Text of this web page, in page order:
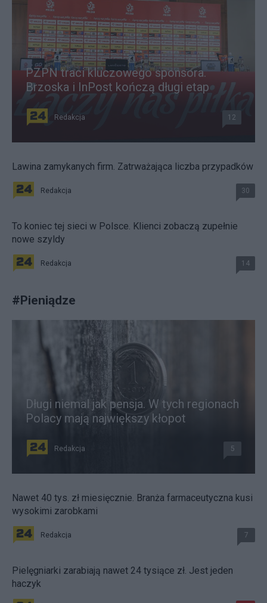
PZPN traci kluczowego sponsora.
Brzoska i InPost kończą długi etap
Redakcja 12
Lawina zamykanych firm. Zatrważająca liczba przypadków
Redakcja 30
To koniec tej sieci w Polsce. Klienci zobaczą zupełnie
nowe szyldy
Redakcja 14
#Pieniądze
Długi niemal jak pensja. W tych regionach
Polacy mają największy kłopot
Redakcja 5
Nawet 40 tys. zł miesięcznie. Branża farmaceutyczna kusi
wysokimi zarobkami
Redakcja 7
Pielęgniarki zarabiają nawet 24 tysiące zł. Jest jeden
haczyk